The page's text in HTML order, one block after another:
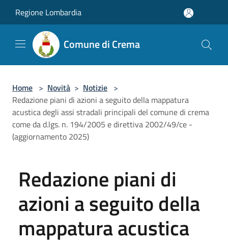
Regione Lombardia
Comune di Crema
Home > Novità > Notizie >
Redazione piani di azioni a seguito della mappatura
acustica degli assi stradali principali del comune di crema
come da d.lgs. n. 194/2005 e direttiva 2002/49/ce -
(aggiornamento 2025)
Redazione piani di
azioni a seguito della
mappatura acustica